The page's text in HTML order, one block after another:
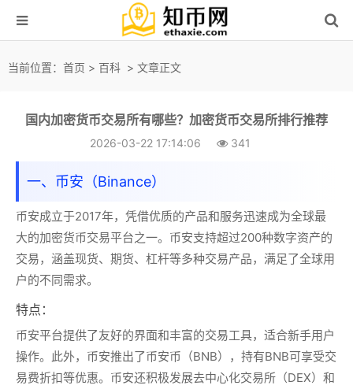
当前位置： 首页 > 百科 > 文章正文
国内加密货币交易所有哪些？加密货币交易所排行推荐
2026-03-22 17:14:06 341
一、币安（Binance）
币安成立于2017年，凭借优质的产品和服务迅速成为全球最
大的加密货币交易平台之一。币安支持超过200种数字资产的
交易，涵盖现货、期货、杠杆等多种交易产品，满足了全球用
户的不同需求。
特点：
币安平台提供了友好的界面和丰富的交易工具，适合新手用户
操作。此外，币安推出了币安币（BNB），持有BNB可享受交
易费折扣等优惠。币安还积极发展去中心化交易所（DEX）和